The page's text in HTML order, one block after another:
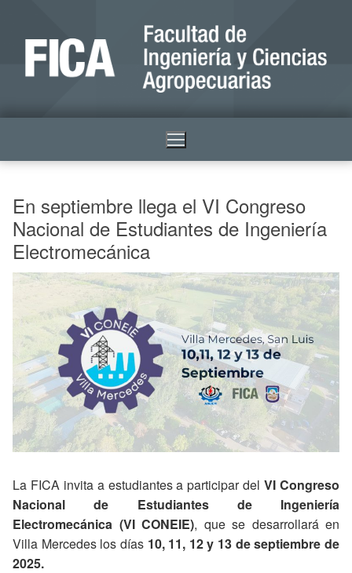
En septiembre llega el VI Congreso
Nacional de Estudiantes de Ingeniería
Electromecánica
La FICA invita a estudiantes a participar delVI Congreso
Nacional de Estudiantes de Ingeniería
Electromecánica (VI CONEIE), que se desarrollará en
Villa Mercedes los días 10, 11, 12 y 13 de septiembre de
2025.